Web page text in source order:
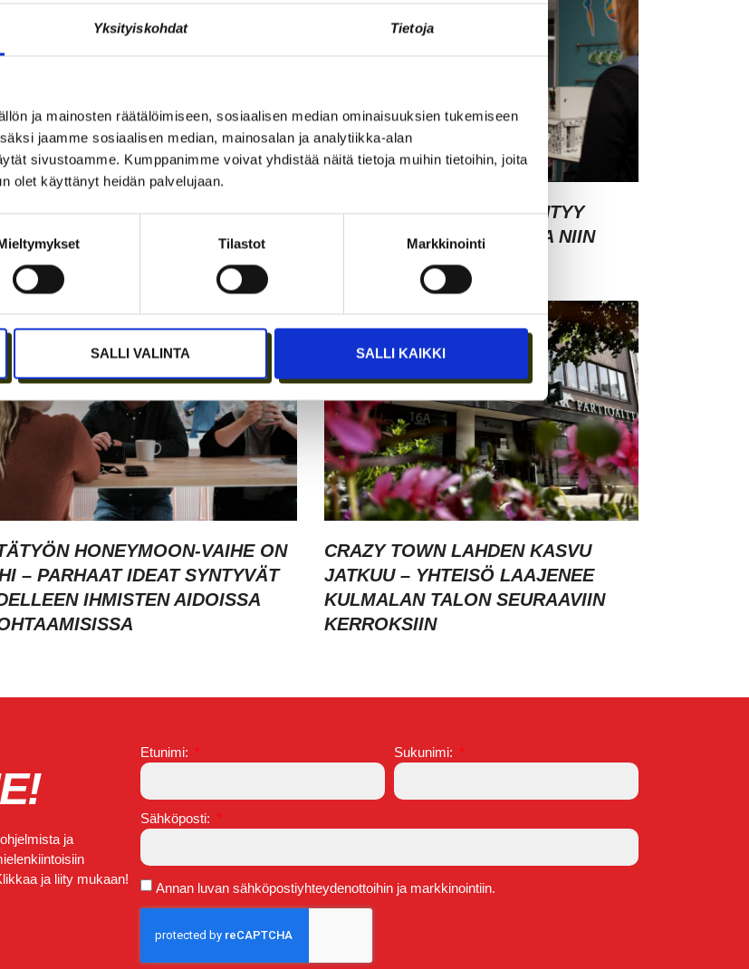
Yksityiskohdat Tietoja
ja mainosten räätälöimiseen, sosiaalisen median ominaisuuksien tukemiseen
jaamme sosiaalisen median, mainosalan ja analytiikka-alan
sivustoamme. Kumppanimme voivat yhdistää näitä tietoja muihin tietoihin, joita
olet käyttänyt heidän palvelujaan.
Tilastot Markkinointi
SALLI VALINTA SALLI KAIKKI
KYNÄSTÄ – TILA
MARKKINOINNISSA –
EEVA RISTKARI
ASIAKASYMMÄRRYS SYNTYY
IHMISTEN KESKELLÄ – JA NIIN
SYNTYY MYÖS MYYNTI
HONEYMOON-VAIHE ON
– PARHAAT IDEAT SYNTYVÄT
IHMISTEN AIDOISSA
CRAZY TOWN LAHDEN KASVU
JATKUU – YHTEISÖ LAAJENEE
KULMALAN TALON SEURAAVIIN
KERROKSIIN
ja
ja liity mukaan!
Etunimi: Sukunimi:
Sähköposti:
Annan luvan sähköpostiyhteydenottoihin ja markkinointiin.